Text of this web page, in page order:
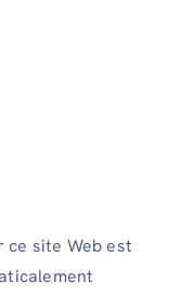
ce site Web est